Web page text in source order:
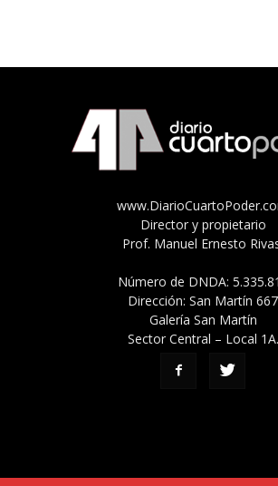
Director y propietario
Prof. Manuel Ernesto
Número de DNDA:
Dirección: San Martín 667
Galería San Martín
Sector Central – Local 1A.